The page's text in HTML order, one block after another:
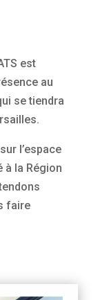
est
au
se tiendra
sur l’espace
à la Région
faire